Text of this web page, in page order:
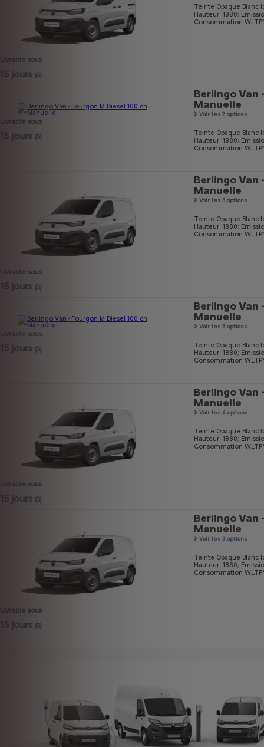
Livrable sous
15 jours (3)
Teinte Opaque Blanc
Hauteur :1880;
Consommation
Livrable sous
15 jours (3)
Berlingo Van
Manuelle
Voir les 2 options
Teinte Opaque Blanc
Hauteur :1880;
Consommation
Livrable sous
15 jours (3)
Berlingo Van
Manuelle
Voir les 3 options
Teinte Opaque Blanc
Hauteur :1880;
Consommation
Livrable sous
15 jours (3)
Berlingo Van
Manuelle
Voir les 3 options
Teinte Opaque Blanc
Hauteur :1880;
Consommation
Livrable sous
15 jours (3)
Berlingo Van
Manuelle
Voir les 4 options
Teinte Opaque Blanc
Hauteur :1880;
Consommation
Livrable sous
15 jours (3)
Berlingo Van
Manuelle
Voir les 3 options
Teinte Opaque Blanc
Hauteur :1880;
Consommation